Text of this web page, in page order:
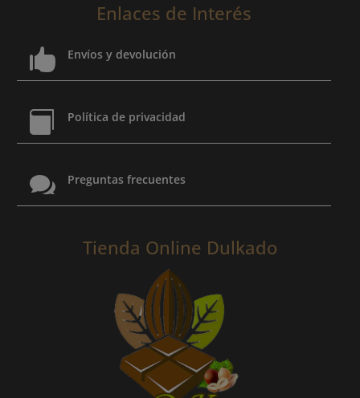
Enlaces de Interés
 Envíos y devolución
 Política de privacidad
 Preguntas frecuentes
Tienda Online Dulkado